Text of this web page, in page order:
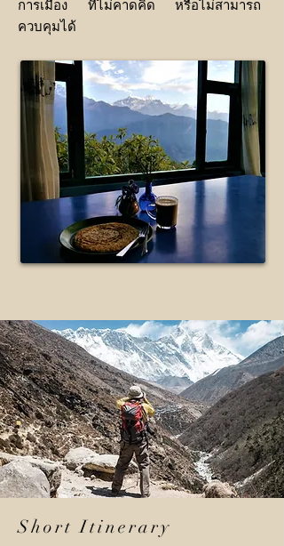
การเมือง ที่ไม่คาดคิด หรือไม่สามารถ
ควบคุมได้
Short Itinerary